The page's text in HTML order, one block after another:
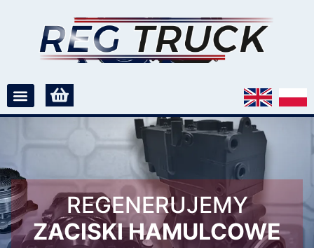
REGENERUJEMY
ZACISKI HAMULCOWE